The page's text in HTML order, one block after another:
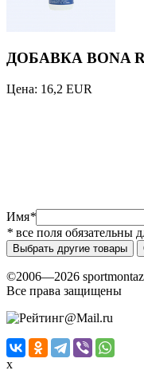
ДОБАВКА BONA
Цена: 16,2 EUR
Имя*
* все поля обязательны
Выбрать другие товары
©2006—2026
Все права защищены
x